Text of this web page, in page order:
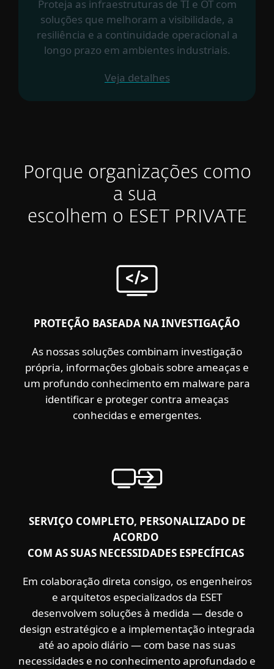
Proteja as infraestruturas de TI e OT com
soluções que melhoram a visibilidade, a
resiliência e a continuidade operacional a
longo prazo em ambientes industriais.
Veja detalhes
Porque organizações como
a sua
escolhem o ESET PRIVATE
PROTEÇÃO BASEADA NA INVESTIGAÇÃO
As nossas soluções combinam investigação
própria, informações globais sobre ameaças e
um profundo conhecimento em malware para
identificar e proteger contra ameaças
conhecidas e emergentes.
SERVIÇO COMPLETO, PERSONALIZADO DE
ACORDO
COM AS SUAS NECESSIDADES ESPECÍFICAS
Em colaboração direta consigo, os engenheiros
e arquitetos especializados da ESET
desenvolvem soluções à medida — desde o
design estratégico e a implementação integrada
até ao apoio diário — com base nas suas
necessidades e no conhecimento aprofundado e